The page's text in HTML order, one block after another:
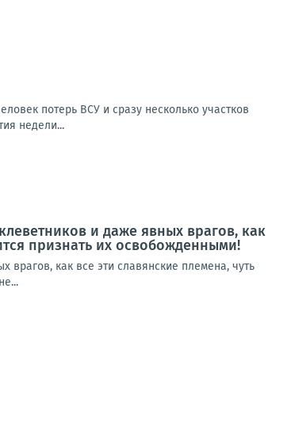
потерь ВСУ и сразу несколько участков
недели...
и даже явных врагов, как
признать их освобожденными!
врагов, как все эти славянские племена, чуть